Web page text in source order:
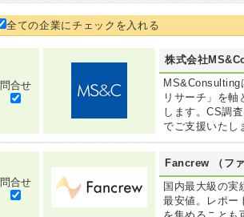
全ての企業にチェックを入れる
問合せ
株式会社
MS&Consulting
リサーチ」を
します。CS調
でご支援いたし
問合せ
Fancrew （フ
国内最大級の実
最安値。レポー